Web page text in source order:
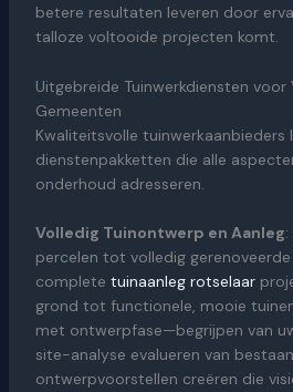
betere resultaten leveren door
talloze voltooide projecten komt.
Uitgebreide Tuinwerkdiensten
Gemeenten
Kwaliteitsvolle tuinwerkaanbieders
dienstenpakketten die alle
onderhoud adresseren.
Volledig Tuinontwerp en Aanleg
percelen tot volledig
complete tuinaanleg rotselaar
grond tot functionele, mooie
met ontwerpfase—begrijpen van
site-analyse evalueren van
ontwerpvoorstellen creëren die